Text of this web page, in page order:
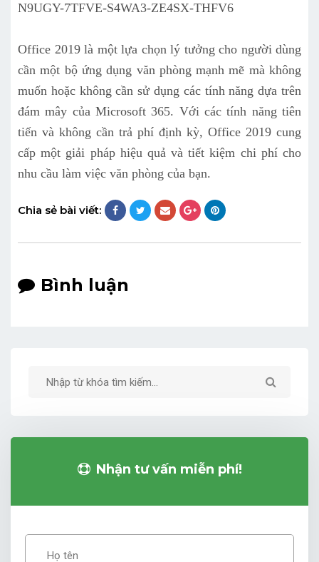
N9UGY-7TFVE-S4WA3-ZE4SX-THFV6
Office 2019 là một lựa chọn lý tưởng cho người dùng
cần một bộ ứng dụng văn phòng mạnh mẽ mà không
muốn hoặc không cần sử dụng các tính năng dựa trên
đám mây của Microsoft 365. Với các tính năng tiên
tiến và không cần trả phí định kỳ, Office 2019 cung
cấp một giải pháp hiệu quả và tiết kiệm chi phí cho
nhu cầu làm việc văn phòng của bạn.
Chia sẻ bài viết:
Bình luận
Nhận tư vấn miễn phí!